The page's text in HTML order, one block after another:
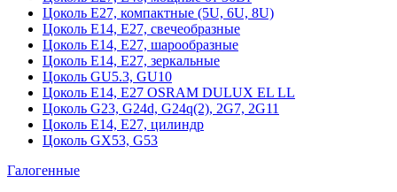
Цоколь Е27, компактные (5U, 6U, 8U)
Цоколь Е14, Е27, свечеобразные
Цоколь Е14, Е27, шарообразные
Цоколь Е14, Е27, зеркальные
Цоколь GU5.3, GU10
Цоколь Е14, Е27 OSRAM DULUX EL LL
Цоколь G23, G24d, G24q(2), 2G7, 2G11
Цоколь Е14, Е27, цилиндр
Цоколь GX53, G53
Галогенные